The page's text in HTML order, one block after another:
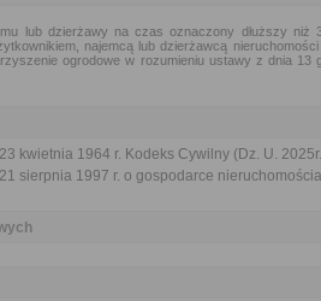
lub dzierżawy na czas oznaczony dłuższy
najemcą lub dzierżawcą
ogrodowe w rozumieniu ustawy z dnia 13
kwietnia 1964 r. Kodeks Cywilny (Dz. U.
sierpnia 1997 r. o gospodarce